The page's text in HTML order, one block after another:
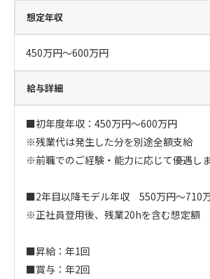
想定年収
450万円〜600万円
給与詳細
■初年度年収：450万円〜600万円
※残業代は発生した分を別途全額支給
※前職でのご経験・能力に応じて優遇しま
■2年目以降モデル年収　550万円〜710
※正社員登用後、残業20hを含む想定額
■昇給：年1回
■賞与：年2回